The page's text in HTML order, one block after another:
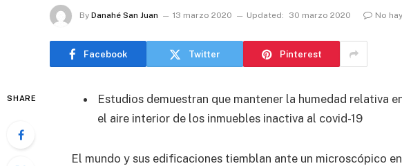
By Danahé San Juan 13 marzo 2020 Updated: 30 marzo 2020 No
Facebook Twitter Pinterest
SHARE
Estudios demuestran que mantener la humedad relativa
el aire interior de los inmuebles inactiva al covid-19
El mundo y sus edificaciones tiemblan ante un microscópico